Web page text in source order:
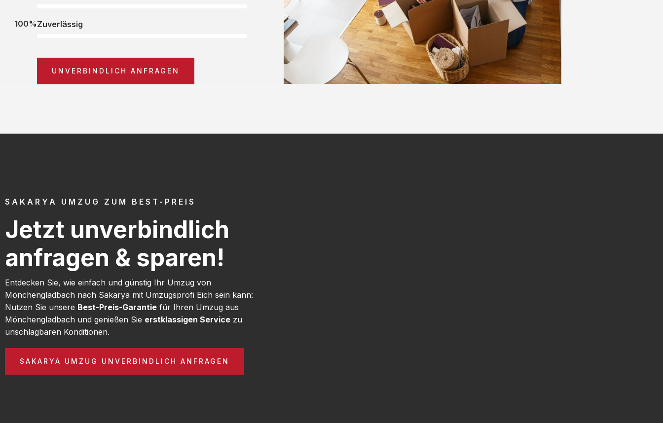
Zuverlässig
100%
UNVERBINDLICH ANFRAGEN
SAKARYA UMZUG ZUM BEST-PREIS
Jetzt unverbindlich
anfragen & sparen!
Entdecken Sie, wie einfach und günstig Ihr Umzug von
Mönchengladbach nach Sakarya mit Umzugsprofi Eich sein kann:
Nutzen Sie unsere Best-Preis-Garantie für Ihren Umzug aus
Mönchengladbach und genießen Sie erstklassigen Service zu
unschlagbaren Konditionen.
SAKARYA UMZUG UNVERBINDLICH ANFRAGEN